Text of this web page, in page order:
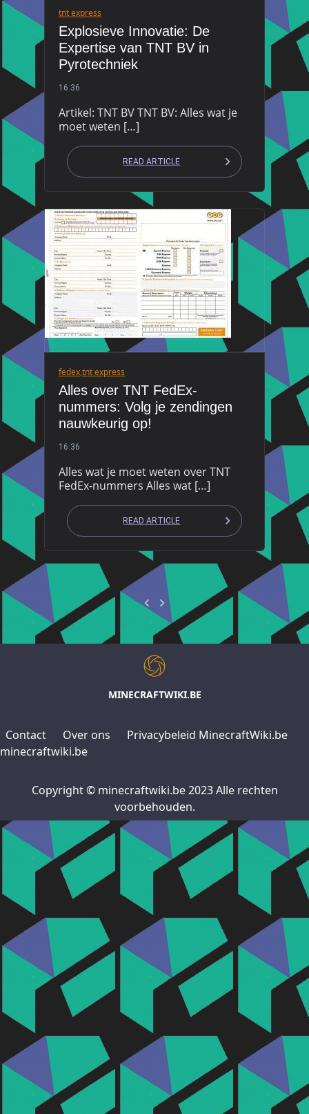
tnt express
Explosieve Innovatie: De
Expertise van TNT BV in
Pyrotechniek
16:36
Artikel: TNT BV TNT BV: Alles wat je
moet weten […]
READ ARTICLE
fedex,tnt express
Alles over TNT FedEx-
nummers: Volg je zendingen
nauwkeurig op!
16:36
Alles wat je moet weten over TNT
FedEx-nummers Alles wat […]
READ ARTICLE
MINECRAFTWIKI.BE
Contact Over ons
Privacybeleid MinecraftWiki.be
minecraftwiki.be
Copyright © minecraftwiki.be 2023 Alle rechten
voorbehouden.